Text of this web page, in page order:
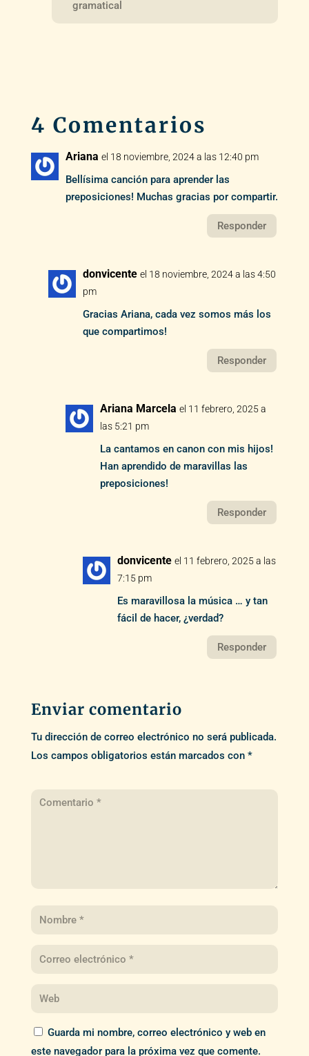
gramatical
4 Comentarios
Ariana el 18 noviembre, 2024 a las 12:40 pm
Bellísima canción para aprender las
preposiciones! Muchas gracias por compartir.
Responder
donvicente el 18 noviembre, 2024 a las 4:50
pm
Gracias Ariana, cada vez somos más los
que compartimos!
Responder
Ariana Marcela el 11 febrero, 2025 a
las 5:21 pm
La cantamos en canon con mis hijos!
Han aprendido de maravillas las
preposiciones!
Responder
donvicente el 11 febrero, 2025 a las
7:15 pm
Es maravillosa la música … y tan
fácil de hacer, ¿verdad?
Responder
Enviar comentario
Tu dirección de correo electrónico no será publicada.
Los campos obligatorios están marcados con *
Guarda mi nombre, correo electrónico y web en
este navegador para la próxima vez que comente.